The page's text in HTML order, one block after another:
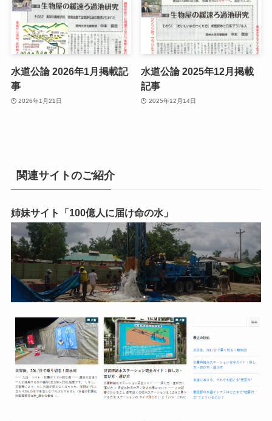
水道公論 2026年1月掲載記
事
2026年1月21日
水道公論 2025年12月掲載
記事
2025年12月14日
関連サイトのご紹介
姉妹サイト「100億人に届け命の水」